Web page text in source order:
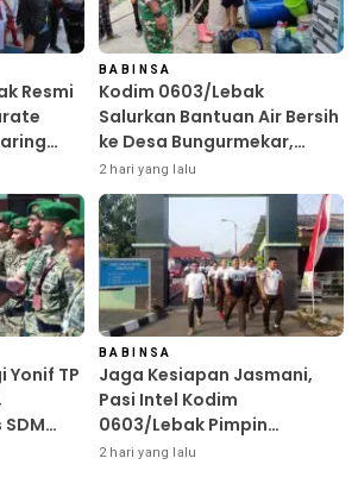
Resmi
BABINSA
Kodim 0603/Lebak
Salurkan Bantuan Air Bersih
ke Desa Bungurmekar,
Ringankan Beban Warga
Terdampak Kemarau
2 hari yang lalu
Yonif TP
BABINSA
Jaga Kesiapan Jasmani,
Pasi Intel Kodim
0603/Lebak Pimpin
Pembinaan Fisik Rutin
2 hari yang lalu